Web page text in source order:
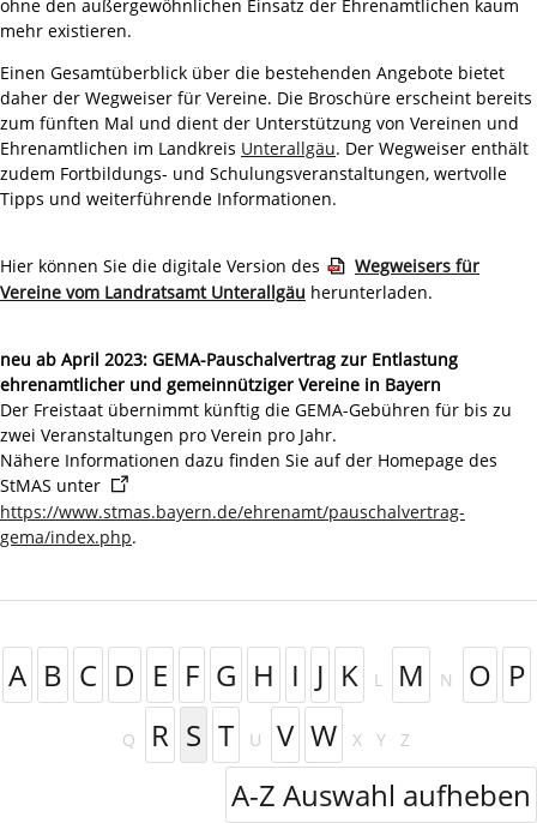
ohne den außergewöhnlichen Einsatz der Ehrenamtlichen kaum
mehr existieren.
Einen Gesamtüberblick über die bestehenden Angebote bietet
daher der Wegweiser für Vereine. Die Broschüre erscheint bereits
zum fünften Mal und dient der Unterstützung von Vereinen und
Ehrenamtlichen im Landkreis Unterallgäu. Der Wegweiser enthält
zudem Fortbildungs- und Schulungsveranstaltungen, wertvolle
Tipps und weiterführende Informationen.
Hier können Sie die digitale Version des
Wegweisers für
Vereine vom Landratsamt Unterallgäu herunterladen.
neu ab April 2023: GEMA-Pauschalvertrag zur Entlastung
ehrenamtlicher und gemeinnütziger Vereine in Bayern
Der Freistaat übernimmt künftig die GEMA-Gebühren für bis zu
zwei Veranstaltungen pro Verein pro Jahr.
Nähere Informationen dazu finden Sie auf der Homepage des
StMAS unter
https://www.stmas.bayern.de/ehrenamt/pauschalvertrag-
gema/index.php.
A B C D E F G H I J K L M N O P
Q R S T U V W X Y Z
A-Z Auswahl aufheben